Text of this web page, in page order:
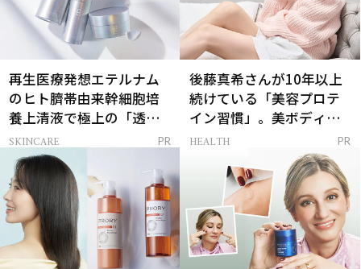
再生医療発想エテルナム
のヒト臍帯由来幹細胞培
養上清液で極上の「透明
感ハリ肌」へ
SKINCARE PR
後藤真希さんが10年以上
続けている「美容プロテ
イン習慣」。美ボディを
支える朝ルーティンと
HEALTH PR